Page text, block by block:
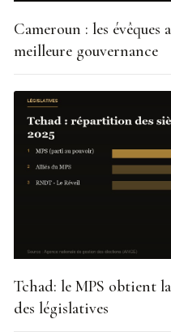
Cameroun : les
meilleure gouvernance
Tchad: le MPS obtient
des législatives